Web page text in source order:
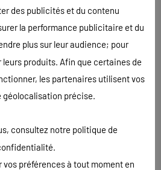
: XAVIER BOOG.
préparation pour MXCOM.eu.
augure avec beaucoup de contrat
des publicités et du contenu
la performance publicitaire et du
plus sur leur audience; pour
produits. Afin que certaines de
les partenaires utilisent vos
géolocalisation précise.
consultez notre politique de
préférences à tout moment en